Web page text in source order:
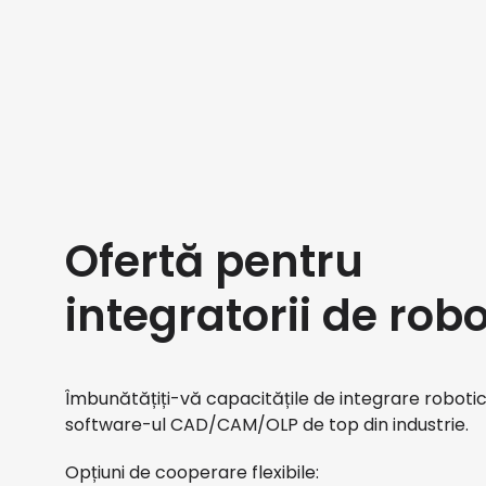
Ofertă pentru
integratorii de
Îmbunătățiți-vă capacitățile de integrare
software-ul CAD/CAM/OLP de top din industrie.
Opțiuni de cooperare flexibile: